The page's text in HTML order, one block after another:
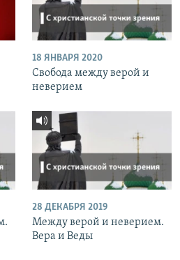
18 ЯНВАРЯ 2020
Свобода между верой и
неверием
28 ДЕКАБРЯ 2019
Между верой и неверием.
Вера и Веды